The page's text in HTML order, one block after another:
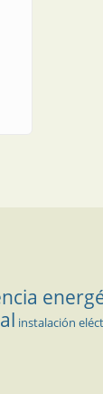
instalación